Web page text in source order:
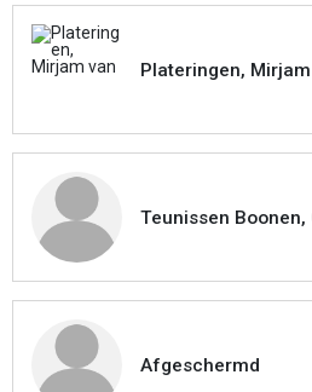
Plateringen,
Teunissen Boonen,
Afgeschermd